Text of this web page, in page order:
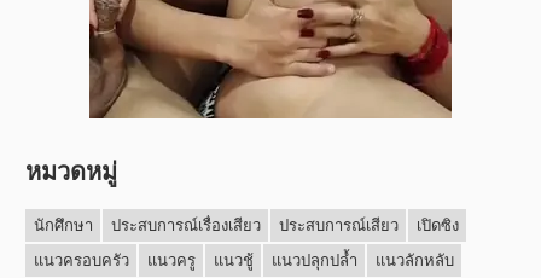
หมวดหมู่
นักศึกษา ประสบการณ์เรื่องเสียว ประสบการณ์เสียว
เปิดซิง
แนวครอบครัว
แนวครู แนวชู้ แนวปลุกปล้ำ
แนวลักหลับ